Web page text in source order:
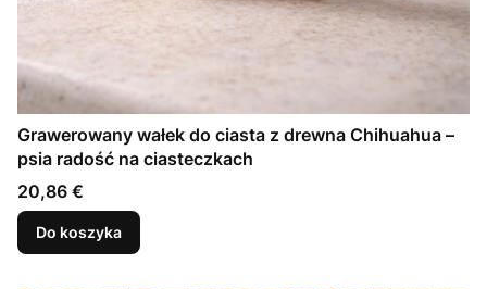
Grawerowany wałek do ciasta z drewna Chihuahua –
psia radość na ciasteczkach
Cena
20,86 €
Do koszyka